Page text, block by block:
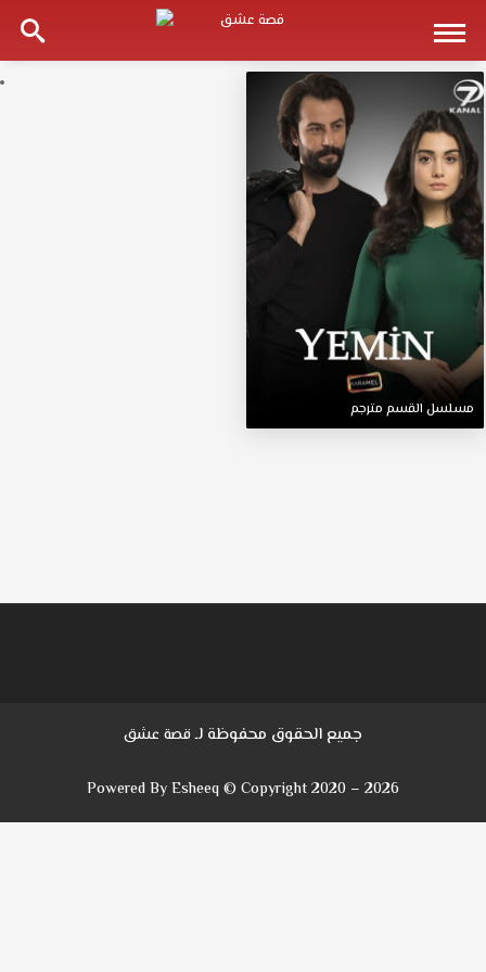
مسلسل القسم مترجم
جميع الحقوق محفوظة لـقصة عشق
Powered By Esheeq © Copyright 2020 – 2026